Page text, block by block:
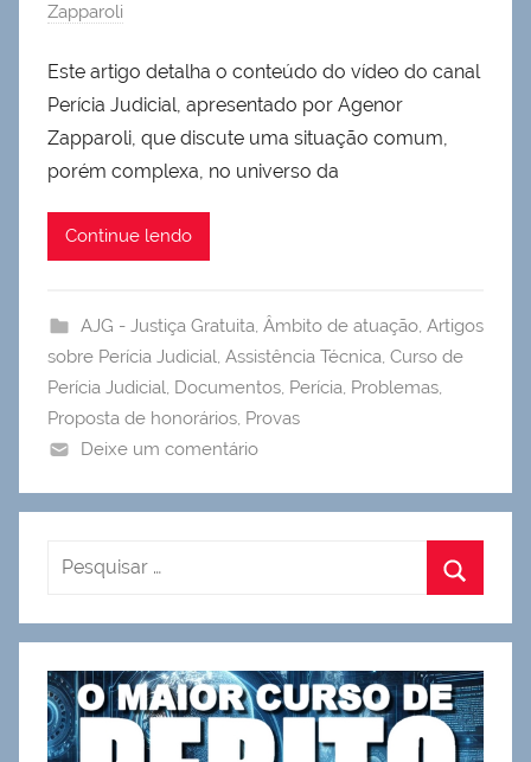
Zapparoli
Este artigo detalha o conteúdo do vídeo do canal
Perícia Judicial, apresentado por Agenor
Zapparoli, que discute uma situação comum,
porém complexa, no universo da
Continue lendo
AJG - Justiça Gratuita, Âmbito de atuação, Artigos
sobre Perícia Judicial, Assistência Técnica, Curso de
Perícia Judicial, Documentos, Perícia, Problemas,
Proposta de honorários, Provas
Deixe um comentário